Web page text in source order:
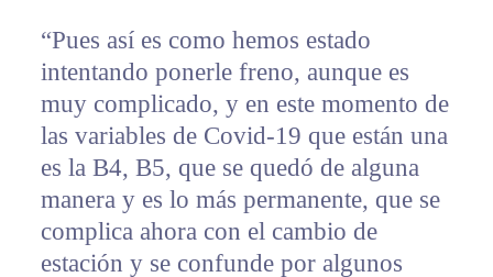
“Pues así es como hemos estado
intentando ponerle freno, aunque es
muy complicado, y en este momento de
las variables de Covid-19 que están una
es la B4, B5, que se quedó de alguna
manera y es lo más permanente, que se
complica ahora con el cambio de
estación y se confunde por algunos